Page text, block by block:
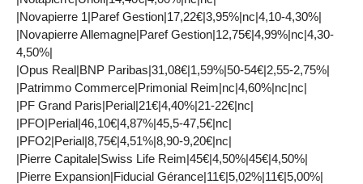
|Novapierre 1|Paref Gestion|17,22€|3,95%|nc|4,10-4,30%|
|Novapierre Allemagne|Paref Gestion|12,75€|4,99%|nc|4,30-
4,50%|
|Opus Real|BNP Paribas|31,08€|1,59%|50-54€|2,55-2,75%|
|Patrimmo Commerce|Primonial Reim|nc|4,60%|nc|nc|
|PF Grand Paris|Perial|21€|4,40%|21-22€|nc|
|PFO|Perial|46,10€|4,87%|45,5-47,5€|nc|
|PFO2|Perial|8,75€|4,51%|8,90-9,20€|nc|
|Pierre Capitale|Swiss Life Reim|45€|4,50%|45€|4,50%|
|Pierre Expansion|Fiducial Gérance|11€|5,02%|11€|5,00%|